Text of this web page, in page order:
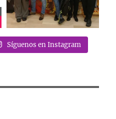
Síguenos en Instagram